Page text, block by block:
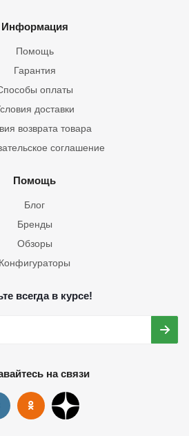
Информация
Помощь
Гарантия
оплаты
доставки
возврата товара
соглашение
Помощь
Блог
Бренды
Обзоры
Конфигураторы
всегда в курсе!
на связи